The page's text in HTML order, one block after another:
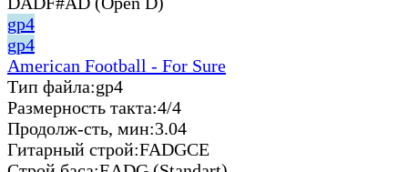
gp4
gp4
American Football - For Sure
Тип файла:gp4
Размерность такта:4/4
Продолж-сть, мин:3.04
Гитарный строй:FADGCE